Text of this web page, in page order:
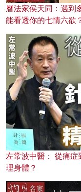
曆法家侯天同：遇到
能看透你的七情六欲
左常波中醫： 從痛
理身體？